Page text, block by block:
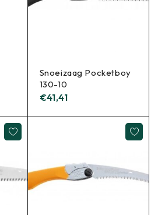
Snoeizaag Pocketboy
130-10
€41,41